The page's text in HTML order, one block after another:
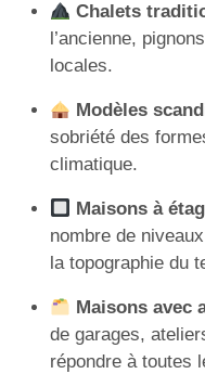
Chalets
l’ancienne,
locales.
Modèles
sobriété des
climatique.
Maisons à
nombre de
la topographie du
Maisons avec
de garages,
répondre à toutes